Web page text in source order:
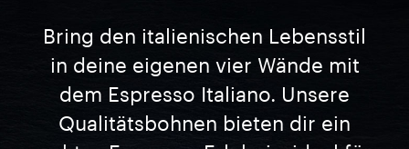
Bring den italienischen Lebensstil
in deine eigenen vier Wände mit
dem Espresso Italiano. Unsere
Qualitätsbohnen bieten dir ein